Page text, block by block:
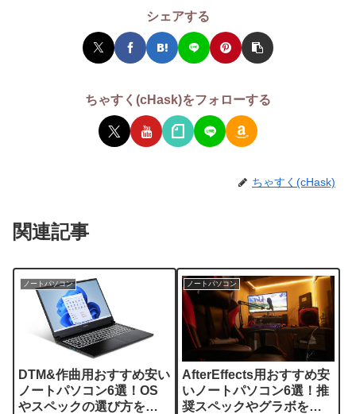
シェアする
ちゃすく(cHask)をフォローする
ちゃすく(cHask)
関連記事
ノートパソコン
DTM&作曲用おすすめ安い
ノートパソコン6選！OS
やスペックの選び方を解
ノートパソコン
AfterEffects用おすすめ安
いノートパソコン6選！推
奨スペックやグラボを解